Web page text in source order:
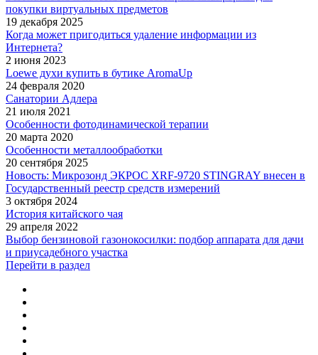
покупки виртуальных предметов
19 декабря 2025
Когда может пригодиться удаление информации из
Интернета?
2 июня 2023
Loewe духи купить в бутике AromaUp
24 февраля 2020
Санатории Адлера
21 июля 2021
Особенности фотодинамической терапии
20 марта 2020
Особенности металлообработки
20 сентября 2025
Новость: Микрозонд ЭКРОС XRF-9720 STINGRAY внесен в
Государственный реестр средств измерений
3 октября 2024
История китайского чая
29 апреля 2022
Выбор бензиновой газонокосилки: подбор аппарата для дачи
и приусадебного участка
Перейти в раздел